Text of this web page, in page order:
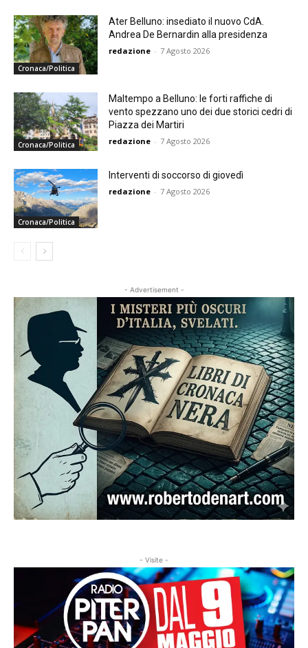
Cronaca/Politica
Ater Belluno: insediato il nuovo CdA.
Andrea De Bernardin alla presidenza
redazione - 7 Agosto 2026
Cronaca/Politica
Maltempo a Belluno: le forti raffiche di
vento spezzano uno dei due storici cedri di
Piazza dei Martiri
redazione - 7 Agosto 2026
Cronaca/Politica
Interventi di soccorso di giovedì
redazione - 7 Agosto 2026
- Advertisement -
- Visite -